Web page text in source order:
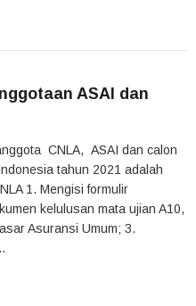
ASAI dan
CNLA, ASAI dan calon
tahun 2021 adalah
1. Mengisi formulir
kelulusan mata ujian A10,
Asuransi Umum; 3.